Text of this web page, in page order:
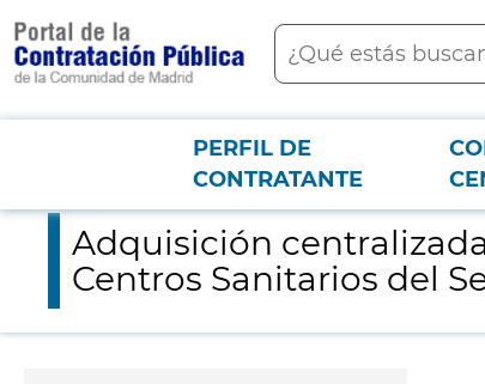
contenido
principal
Buscar
Menú PCON
PERFIL DE
CONTRATANTE
Adquisición centralizada de Pruebas de diagnóstico
Adquisición
Centros Sanitarios del